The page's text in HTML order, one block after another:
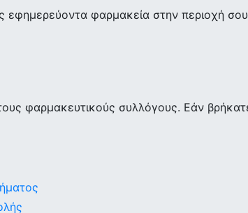
φαρμακεία στην περιοχή
φαρμακευτικούς συλλόγους. Εάν